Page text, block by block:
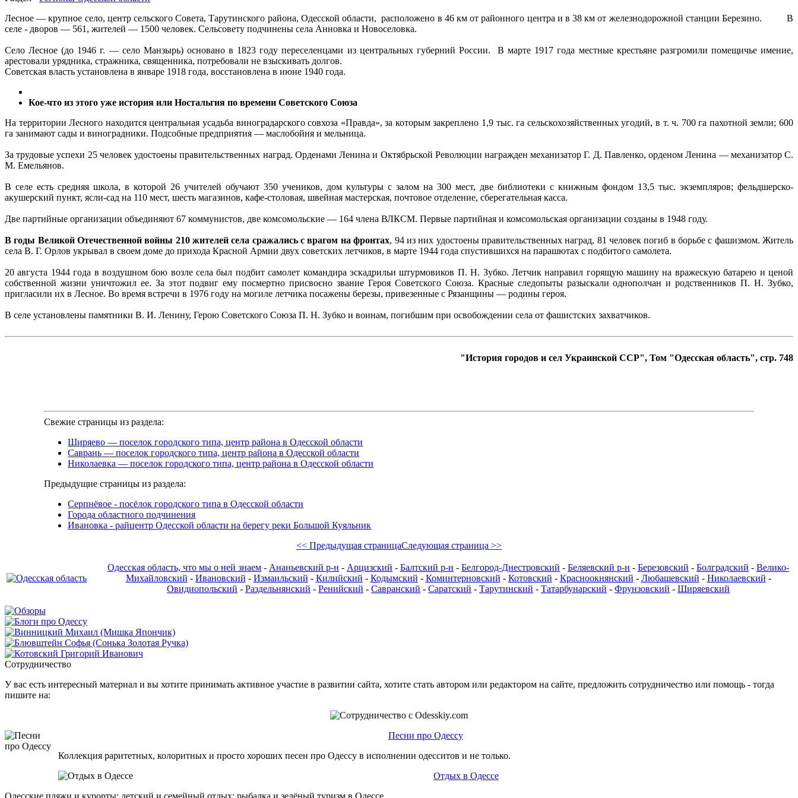
Лесное — крупное село, центр сельского Совета, Тарутинского района, Одесской области, расположено в 46 км от районного центра и в 38 км от железнодорожной станции Березино. В
селе - дворов — 561, жителей — 1500 человек. Сельсовету подчинены села Анновка и Новоселовка.
Село Лесное (до 1946 г. — село Манзырь) основано в 1823 году переселенцами из центральных губерний России. В марте 1917 года местные крестьяне разгромили помещичье имение,
арестовали урядника, стражника, священника, потребовали не взыскивать долгов.
Советская власть установлена в январе 1918 года, восстановлена в июне 1940 года.
Кое-что из этого уже история или Ностальгия по времени Советского Союза
На территории Лесного находится центральная усадьба виноградарского совхоза «Правда», за которым закреплено 1,9 тыс. га сельскохозяйственных угодий, в т. ч. 700 га пахотной земли; 600
га занимают сады и виноградники. Подсобные предприятия — маслобойня и мельница.
За трудовые успехи 25 человек удостоены правительственных наград. Орденами Ленина и Октябрьской Революции награжден механизатор Г. Д. Павленко, орденом Ленина — механизатор С.
М. Емельянов.
В селе есть средняя школа, в которой 26 учителей обучают 350 учеников, дом культуры с залом на 300 мест, две библиотеки с книжным фондом 13,5 тыс. экземпляров; фельдшерско-
акушерский пункт, ясли-сад на 110 мест, шесть магазинов, кафе-столовая, швейная мастерская, почтовое отделение, сберегательная касса.
Две партийные организации объединяют 67 коммунистов, две комсомольские — 164 члена ВЛКСМ. Первые партийная и комсомольская организации созданы в 1948 году.
В годы Великой Отечественной войны 210 жителей села сражались с врагом на фронтах, 94 из них удостоены правительственных наград, 81 человек погиб в борьбе с фашизмом. Житель
села В. Г. Орлов укрывал в своем доме до прихода Красной Армии двух советских летчиков, в марте 1944 года спустившихся на парашютах с подбитого самолета.
20 августа 1944 года в воздушном бою возле села был подбит самолет командира эскадрильи штурмовиков П. Н. Зубко. Летчик направил горящую машину на вражескую батарею и ценой
собственной жизни уничтожил ее. За этот подвиг ему посмертно присвоєно звание Героя Советского Союза. Красные следопыты разыскали однополчан и родственников П. Н. Зубко,
пригласили их в Лесное. Во время встречи в 1976 году на могиле летчика посажены березы, привезенные с Рязанщины — родины героя.
В селе установлены памятники В. И. Ленину, Герою Советского Союза П. Н. Зубко и воинам, погибшим при освобождении села от фашистских захватчиков.
"История городов и сел Украинской ССР", Том "Одесская область", стр. 748
Свежие страницы из раздела:
Ширяево — поселок городского типа, центр района в Одесской области
Саврань — поселок городского типа, центр района в Одесской области
Николаевка — поселок городского типа, центр района в Одесской области
Предыдущие страницы из раздела:
Серпнёвое - посёлок городского типа в Одесской области
Города областного подчинения
Ивановка - райцентр Одесской области на берегу реки Большой Куяльник
<< Предыдущая страницаСледующая страница >>
Одесская область, что мы о ней знаем - Ананьевский р-н - Арцизский - Балтский р-н - Белгород-Днестровский - Беляевский р-н - Березовский - Болградский - Велико-
Михайловский - Ивановский - Измаильский - Килийский - Кодымский - Коминтерновский - Котовский - Красноокнянский - Любашевский - Николаевский -
Овидиопольский - Раздельнянский - Ренийский - Савранский - Саратский - Тарутинский - Татарбунарский - Фрунзовский - Ширяевский
Сотрудничество
У вас есть интересный материал и вы хотите принимать активное участие в развитии сайта, хотите стать автором или редактором на сайте, предложить сотрудничество или помощь - тогда
пишите на:
Песни про Одессу
Коллекция раритетных, колоритных и просто хороших песен про Одессу в исполнении одесситов и не только.
Отдых в Одессе